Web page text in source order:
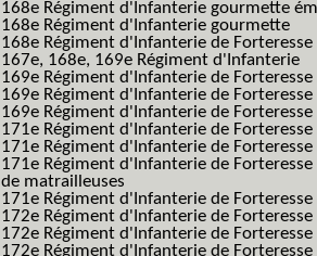
168e Régiment d'Infanterie gourmette
168e Régiment d'Infanterie gourmette
168e Régiment d'Infanterie de Forteresse
167e, 168e, 169e Régiment d'Infanterie
169e Régiment d'Infanterie de Forteresse
169e Régiment d'Infanterie de
169e Régiment d'Infanterie de
171e Régiment d'Infanterie de Forteresse
171e Régiment d'Infanterie de
171e Régiment d'Infanterie de
de matrailleuses
171e Régiment d'Infanterie de
172e Régiment d'Infanterie de Forteresse
172e Régiment d'Infanterie de Forteresse
172e Régiment d'Infanterie de